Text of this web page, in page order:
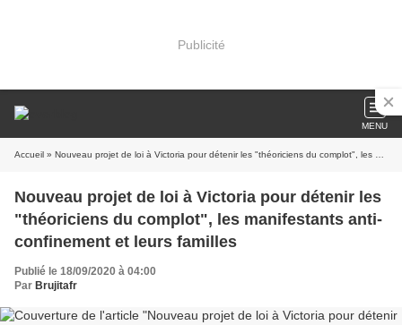
Publicité
MENU
Accueil » Nouveau projet de loi à Victoria pour détenir les "théoriciens du complot", les manifestants anti-confinement et leurs familles
Nouveau projet de loi à Victoria pour détenir les
"théoriciens du complot", les manifestants anti-
confinement et leurs familles
Publié le 18/09/2020 à 04:00
Par Brujitafr